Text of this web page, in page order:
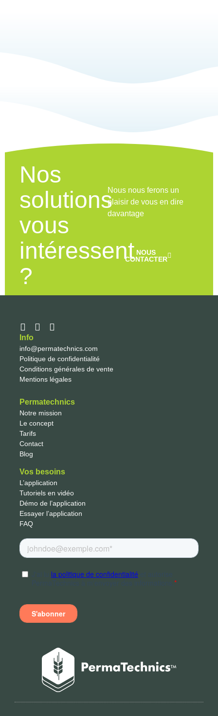
Nos
solutions
vous
intéressent
?
Nous nous ferons un
plaisir de vous en dire
davantage
NOUS
CONTACTER
Info
info@permatechnics.com
Politique de confidentialité
Conditions générales de vente
Mentions légales
Permatechnics
Notre mission
Le concept
Tarifs
Contact
Blog
Vos besoins
L’application
Tutoriels en vidéo
Démo de l’application
Essayer l’application
FAQ